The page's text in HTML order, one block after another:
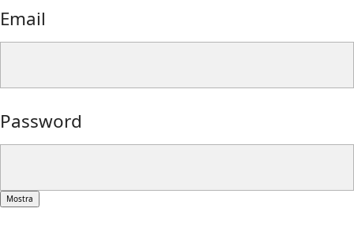
Email
Password
Mostra